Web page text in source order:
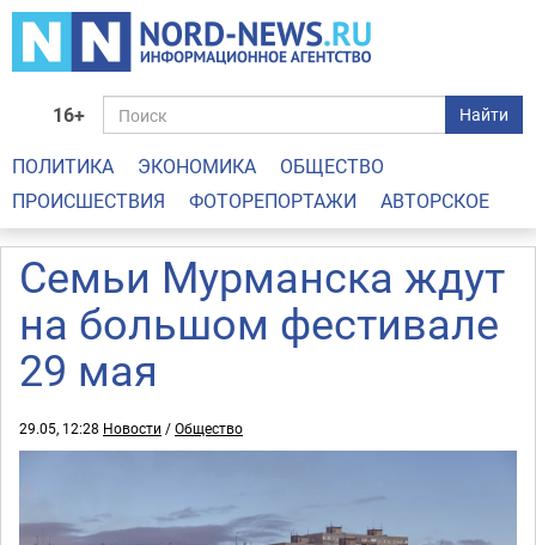
16+ Найти
ПОЛИТИКА ЭКОНОМИКА
ОБЩЕСТВО
ПРОИСШЕСТВИЯ
ФОТОРЕПОРТАЖИ АВТОРСКОЕ
Семьи Мурманска ждут
на большом фестивале
29 мая
29.05, 12:28 Новости /Общество